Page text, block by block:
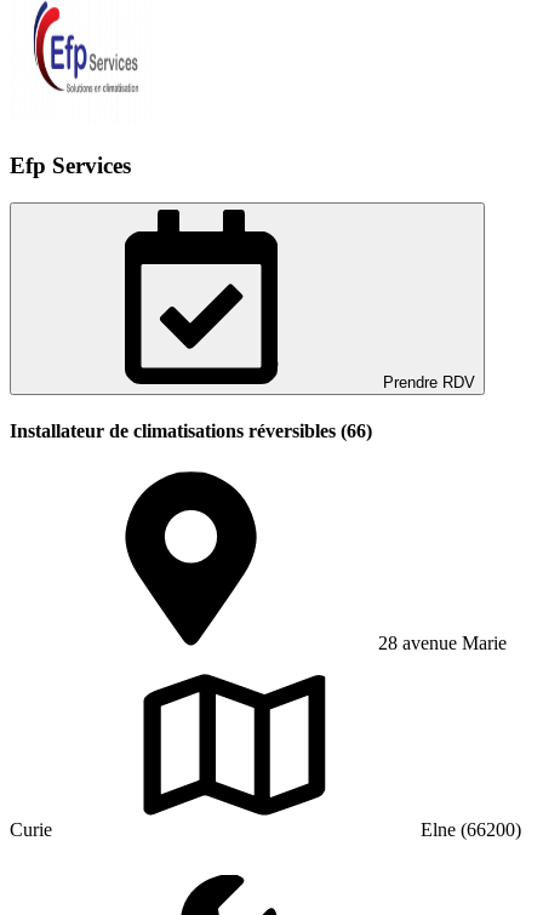
Efp Services
Prendre RDV
Installateur de climatisations réversibles (66)
28 avenue Marie
Curie Elne (66200)